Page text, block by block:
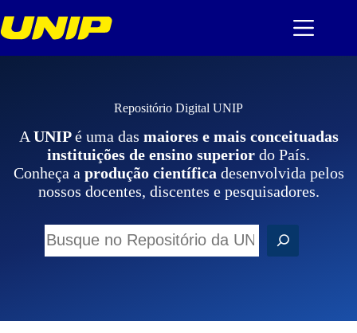
para
o
Repositório Digital UNIP
A UNIPé uma das maiores e mais conceituadas
instituições de ensino superior do País.
Conheça a produção científica desenvolvida pelos
nossos docentes, discentes e pesquisadores.
e
s
a